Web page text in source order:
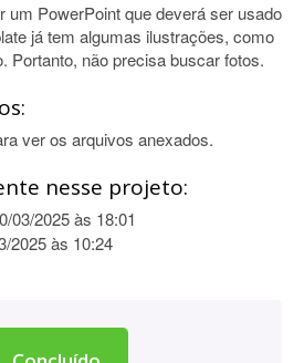
um PowerPoint que deverá ser usado
já tem algumas ilustrações, como
Portanto, não precisa buscar fotos.
ver os arquivos anexados.
nesse projeto:
03/2025 às 18:01
2025 às 10:24